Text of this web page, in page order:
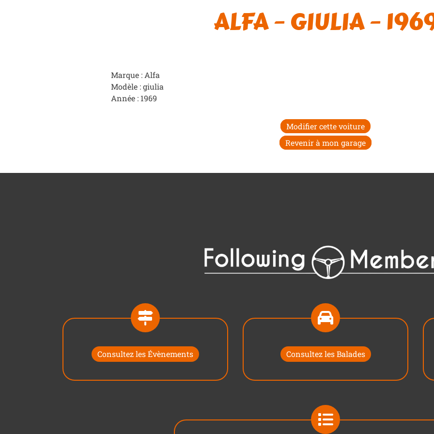
ALFA – GIULIA –
Marque : Alfa
Modèle : giulia
Année : 1969
Modifier cette voiture
Revenir à mon garage
Consultez les Évènements Consultez les Balades